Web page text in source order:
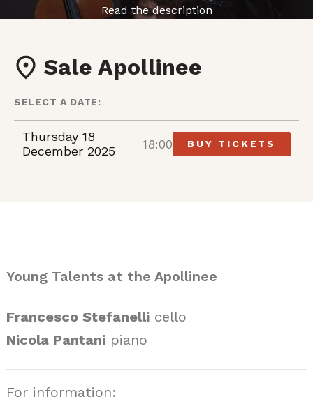
Read the description
Sale Apollinee
SELECT A DATE:
Thursday 18
December 2025
18:00 BUY TICKETS
Young Talents at the Apollinee
Francesco Stefanelli cello
Nicola Pantani piano
For information: